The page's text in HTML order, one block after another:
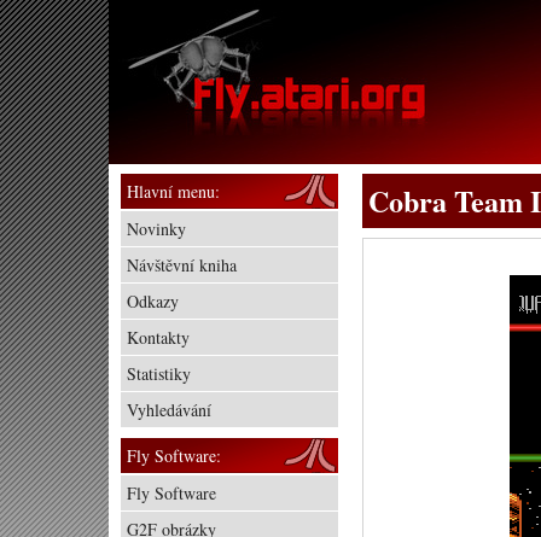
Cobra Team
Hlavní menu:
Novinky
Návštěvní kniha
Odkazy
Kontakty
Statistiky
Vyhledávání
Fly Software:
Fly Software
G2F obrázky